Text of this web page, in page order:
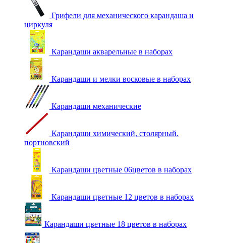
Грифели для механического карандаша и
циркуля
Карандаши акварельные в наборах
Карандаши и мелки восковые в наборах
Карандаши механические
Карандаши химический, столярный.
портновский
Карандаши цветные 06цветов в наборах
Карандаши цветные 12 цветов в наборах
Карандаши цветные 18 цветов в наборах